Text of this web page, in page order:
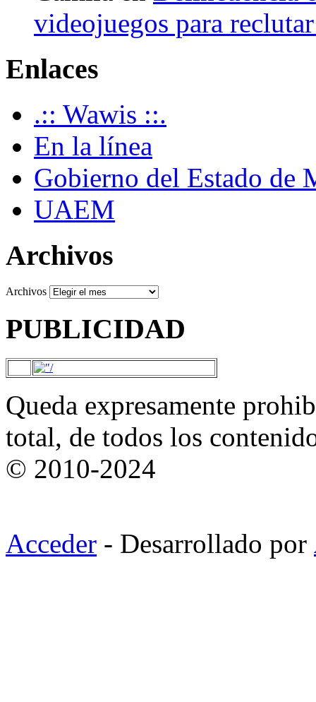
videojuegos para
Enlaces
.:: Wawis ::.
En la línea
Gobierno del Estado de
UAEM
Archivos
Archivos
PUBLICIDAD
Queda expresamente
total, de todos los
© 2010-2024
Acceder - Desarrollado por